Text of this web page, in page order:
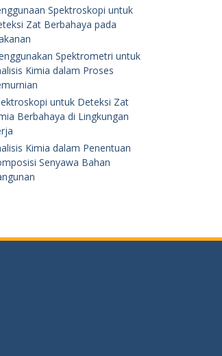
Spektroskopi untuk
Zat Berbahaya pada
Spektrometri untuk
Kimia dalam Proses
untuk Deteksi Zat
Berbahaya di Lingkungan
Kimia dalam Penentuan
Senyawa Bahan